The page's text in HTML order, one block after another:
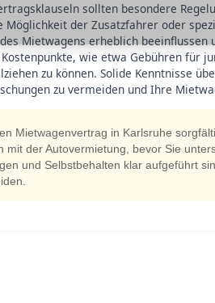
sollten besondere
der Zusatzfahrer oder
Mietwagens erheblich
wie etwa Gebühren für
zu können. Solide Kenntnisse
zu vermeiden und Ihre
Mietwagenvertrag in Karlsruhe
mit der Autovermietung, bevor Sie
und Selbstbehalten klar aufgeführt